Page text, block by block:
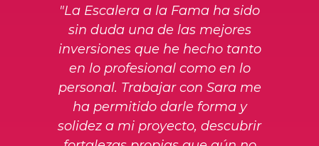
"La Escalera a la Fama ha sido
sin duda una de las mejores
inversiones que he hecho tanto
en lo profesional como en lo
personal. Trabajar con Sara me
ha permitido darle forma y
solidez a mi proyecto, descubrir